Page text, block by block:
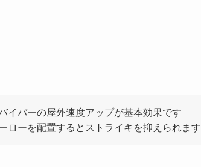
イバーの屋外速度アップが基本効果です
ローを配置するとストライキを抑えられます